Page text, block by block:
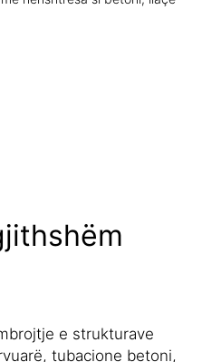
e strukturave
tubacione betoni,